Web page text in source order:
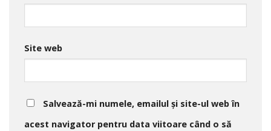
Site web
Salvează-mi numele, emailul și site-ul web în
acest navigator pentru data viitoare când o să